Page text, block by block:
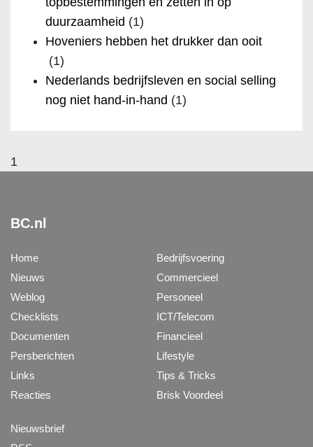
duurzaamheid (1)
Hoveniers hebben het drukker dan ooit
(1)
Nederlands bedrijfsleven en social selling
nog niet hand-in-hand (1)
1
BC.nl
Home
Nieuws
Weblog
Checklists
Documenten
Persberichten
Links
Reacties
Bedrijfsvoering
Commercieel
Personeel
ICT/Telecom
Financieel
Lifestyle
Tips & Tricks
Brisk Voordeel
Nieuwsbrief